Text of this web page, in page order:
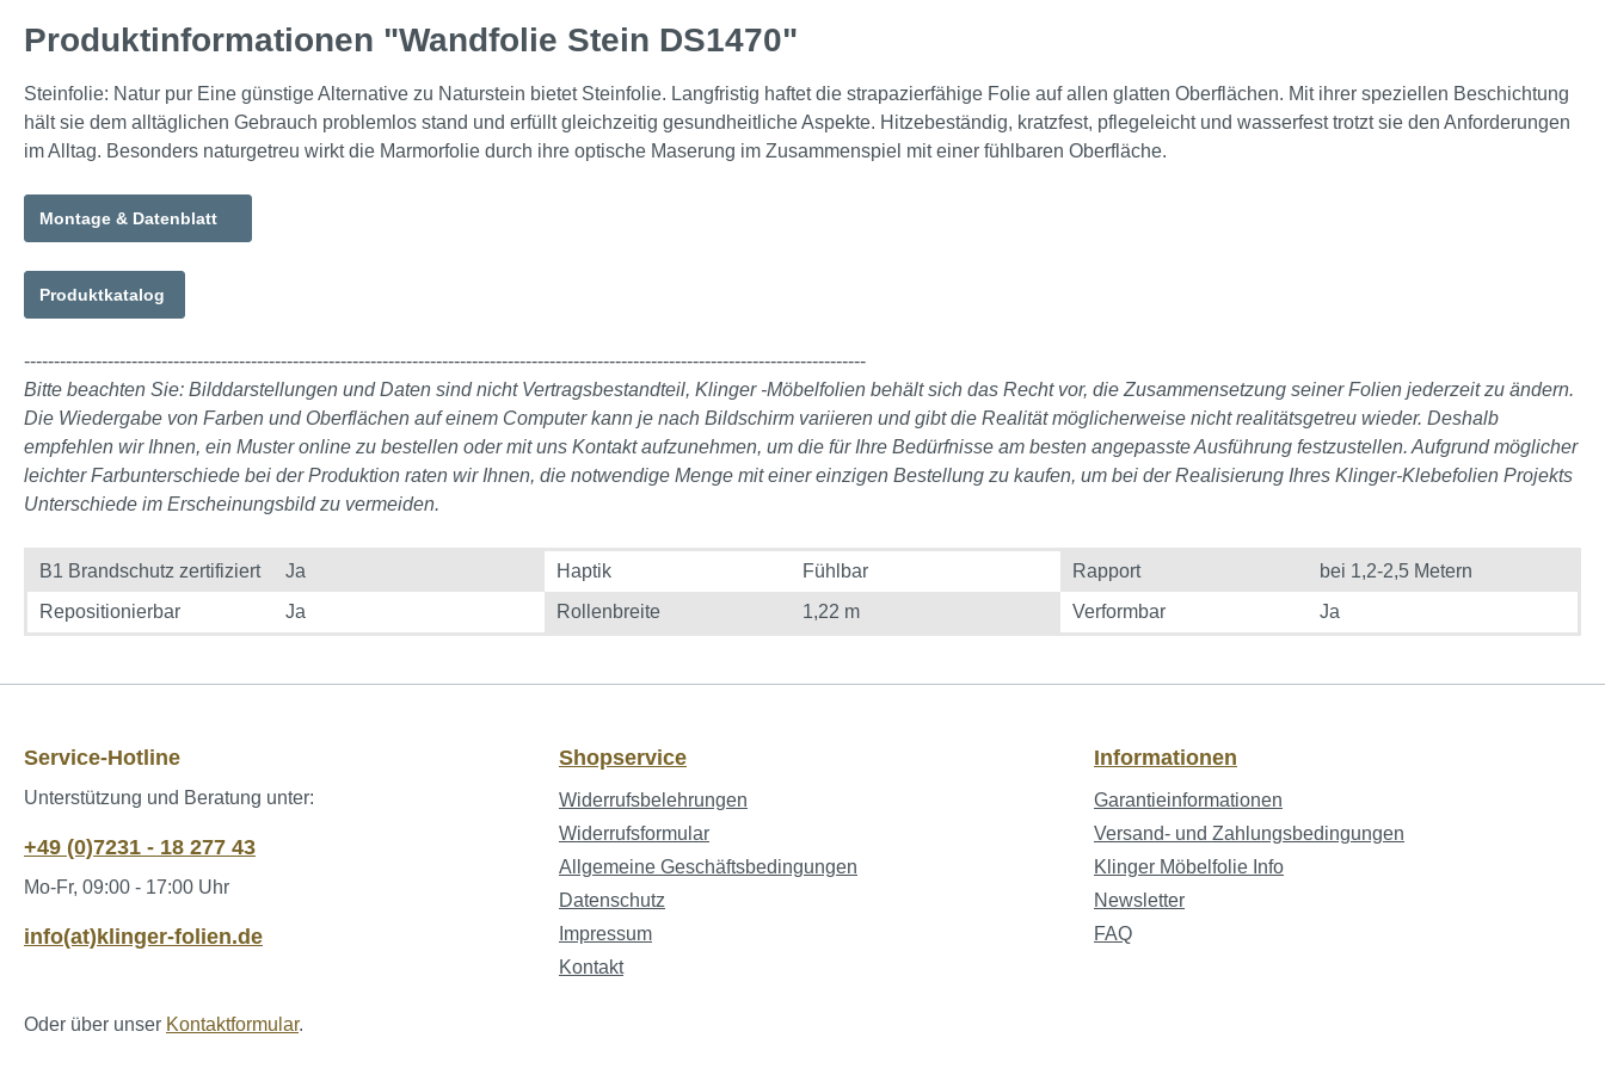
Produktinformationen "Wandfolie Stein DS1470"
Steinfolie: Natur pur Eine günstige Alternative zu Naturstein bietet Steinfolie. Langfristig haftet die strapazierfähige Folie auf allen glatten Oberflächen. Mit ihrer speziellen Beschichtung
hält sie dem alltäglichen Gebrauch problemlos stand und erfüllt gleichzeitig gesundheitliche Aspekte. Hitzebeständig, kratzfest, pflegeleicht und wasserfest trotzt sie den Anforderungen
im Alltag. Besonders naturgetreu wirkt die Marmorfolie durch ihre optische Maserung im Zusammenspiel mit einer fühlbaren Oberfläche.
Montage & Datenblatt
Produktkatalog
---------------------------------------------------------------------------------------------------------------------------------------------
Bitte beachten Sie: Bilddarstellungen und Daten sind nicht Vertragsbestandteil, Klinger -Möbelfolien behält sich das Recht vor, die Zusammensetzung seiner Folien jederzeit zu ändern.
Die Wiedergabe von Farben und Oberflächen auf einem Computer kann je nach Bildschirm variieren und gibt die Realität möglicherweise nicht realitätsgetreu wieder. Deshalb
empfehlen wir Ihnen, ein Muster online zu bestellen oder mit uns Kontakt aufzunehmen, um die für Ihre Bedürfnisse am besten angepasste Ausführung festzustellen. Aufgrund möglicher
leichter Farbunterschiede bei der Produktion raten wir Ihnen, die notwendige Menge mit einer einzigen Bestellung zu kaufen, um bei der Realisierung Ihres Klinger-Klebefolien Projekts
Unterschiede im Erscheinungsbild zu vermeiden.
B1 Brandschutz zertifiziert Ja Haptik Fühlbar Rapport
bei 1,2-2,5 Metern
Repositionierbar
Ja Rollenbreite 1,22 m Verformbar Ja
Service-Hotline
Unterstützung und Beratung unter:
+49 (0)7231 - 18 277 43
Mo-Fr, 09:00 - 17:00 Uhr
info(at)klinger-folien.de
Oder über unser Kontaktformular.
Shopservice
Widerrufsbelehrungen
Widerrufsformular
Allgemeine Geschäftsbedingungen
Datenschutz
Impressum
Kontakt
Informationen
Garantieinformationen
Versand- und Zahlungsbedingungen
Klinger Möbelfolie Info
Newsletter
FAQ